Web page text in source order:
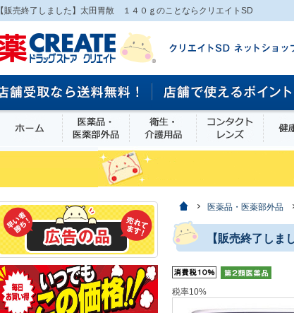
【販売終了しました】太田胃散 １４０ｇのことならクリエイトSD
ホーム 医薬品・医薬部外品衛生・介護用品 コンタ
ホーム医薬品・医薬部外品
【販売終了し
税率10%